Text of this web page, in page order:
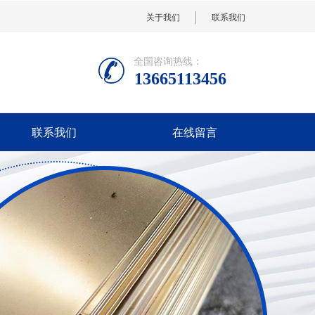
关于我们 联系我们
全国咨询热线：
13665113456
联系我们 在线留言